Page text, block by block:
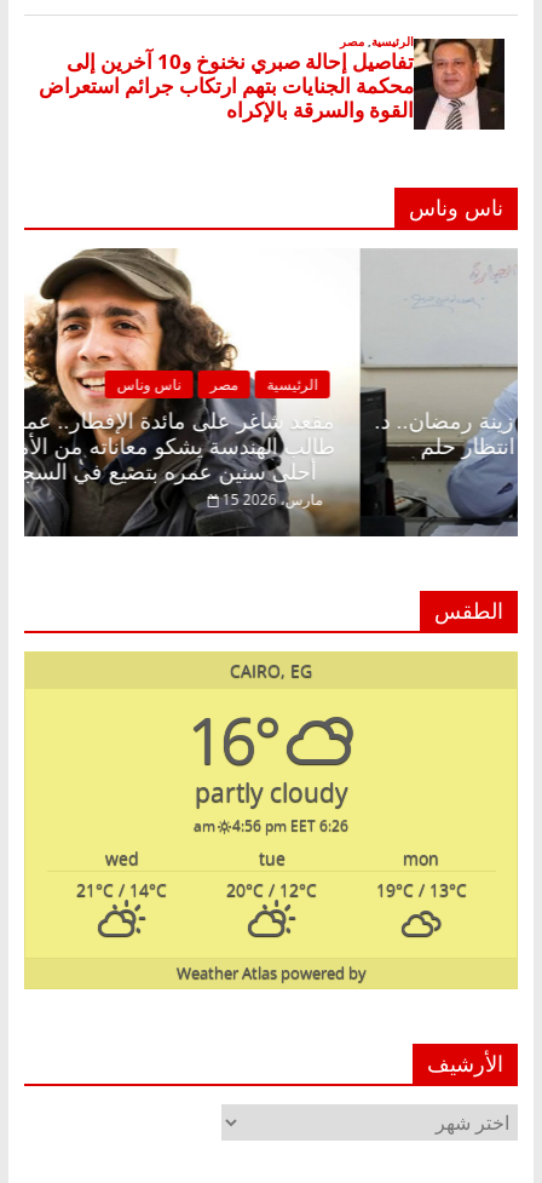
ناس وناس
الرئيسية
مقعد
طالب
أحلى سنين عمره بتضيع في السجن
15 مارس، 2026
ناس وناس
شاغر على الإفطار وبلكونة بلا زينة رمضان.. د.
فاروق خبير اقتصادي في انتظار حلم
2026
الطقس
CAIRO, EG
16°
partly cloudy
6:26 am
4:56 pm EET
mon
tue
wed
19°C/ 13°C
20°C / 12°C
21°C / 14°C
powered by
Weather Atlas
الأرشيف
الأرشيف